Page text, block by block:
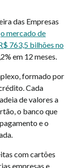
das Empresas
o mercado de
763,5 bilhões no
em 12 meses.
formado por
Cada
de valores a
o banco que
e o
com cartões
empresas e